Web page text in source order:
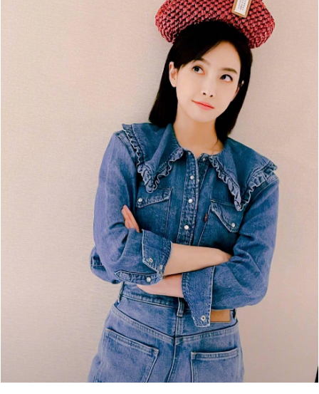
Đọc Thanh Niên trên điện thoại
Liên hệ quảng cáo
0908 780 404
Quảng cáo RSS Tòa soạn Chính sách bảo
Tổng biên tập: Nguyễn Ngọc Toàn
Phó tổng biên tập: Hải Thành
Ủy viên Ban biên tập - Tổng Thư ký tòa soạn: Trần Việt Hưng
Giấy phép xuất bản số 110/GP - BTTTT cấp ngày 24.3.2020
© 2003-2026 Bản quyền thuộc về Báo Thanh Niên. Cấm sao chép
dưới mọi hình thức nếu không có sự chấp thuận bằng văn bản.
Phát triển bởi ePi Technologies, JSC.